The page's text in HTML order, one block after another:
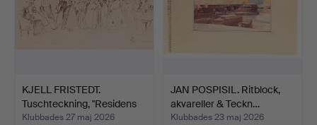
KJELL FRISTEDT.
Tuschteckning, "Residens
b…
Klubbades 27 maj 2026
JAN POSPISIL. Ritblock,
akvareller & Teckn…
Klubbades 23 maj 2026